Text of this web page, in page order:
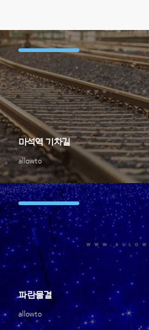
allowto
마석역 기차길
allowto
파란물결